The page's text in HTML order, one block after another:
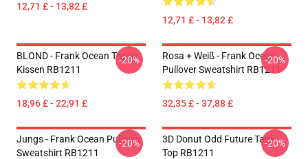
12,71 £ - 13,82 £
12,71 £ - 13,82 £
BLOND - Frank Ocean Throw
Kissen RB1211
18,96 £ - 22,91 £
-20%
Rosa + Weiß - Frank Ocean
Pullover Sweatshirt RB1211
32,35 £ - 37,88 £
-20%
Jungs - Frank Ocean Pullover
Sweatshirt RB1211
-20%
3D Donut Odd Future Tank
Top RB1211
-20%